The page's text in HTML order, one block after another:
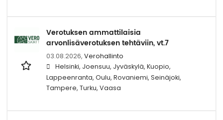
Verotuksen ammattilaisia
arvonlisäverotuksen tehtäviin, vt.7
03.08.2026, Verohallinto
Helsinki, Joensuu, Jyväskylä, Kuopio,
Lappeenranta, Oulu, Rovaniemi, Seinäjoki,
Tampere, Turku, Vaasa